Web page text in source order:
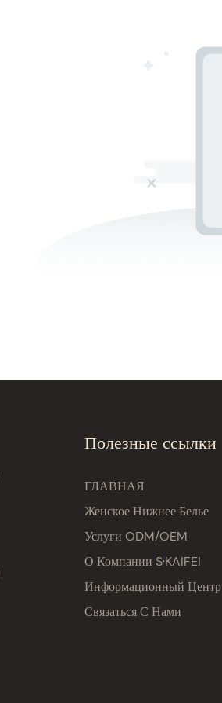
Полезные ссылки
ГЛАВНАЯ
Женское Нижнее Белье
Услуги ODM/OEM
О Компании S·KAIFEI
Информационный Центр
Связаться С Нами